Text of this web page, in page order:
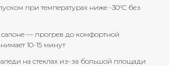
при температурах ниже -30°C без
салоне — прогрев до комфортной
10-15 минут
на стеклах из-за большой площади